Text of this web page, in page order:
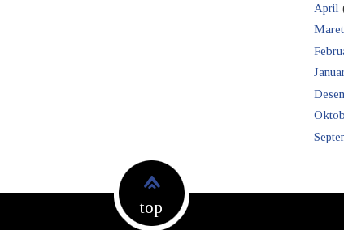
April
Maret
top